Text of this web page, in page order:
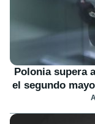
Polonia supera
el segundo